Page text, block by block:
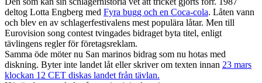
deltog Lotta Engberg med Fyra bugg och en Coca-cola. Låten vann
och blev en av schlagerfestivalens mest populära låtar. Men till
Eurovision song contest tvingades bidraget byta titel, enligt
tävlingens regler för företagsreklam.
Samma öde möter nu San marinos bidrag som nu hotas med
diskning. Byter inte landet låt eller skriver om texten innan 23 mars
klockan 12 CET diskas landet från tävlan.